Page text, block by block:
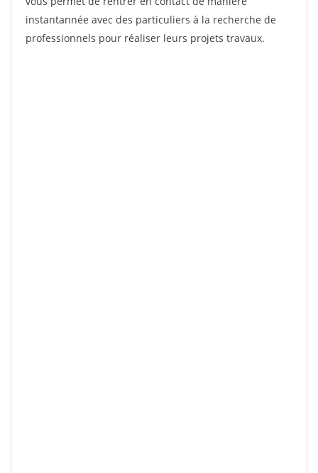
instantannée avec des particuliers à la recherche de
professionnels pour réaliser leurs projets travaux.